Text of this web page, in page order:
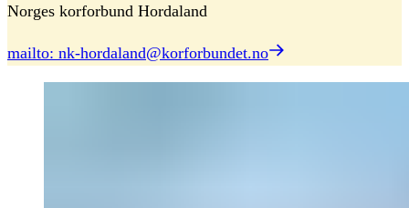
Norges korforbund Hordaland
mailto: nk-hordaland@korforbundet.no